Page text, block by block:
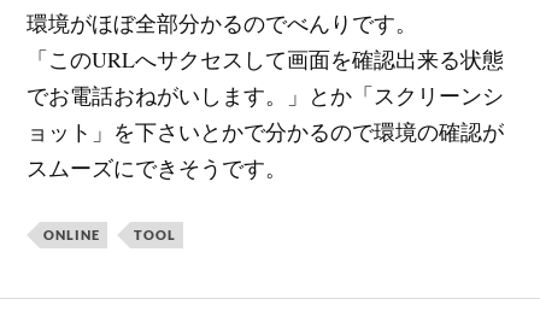
環境がほぼ全部分かるのでべんりです。
「このURLへサクセスして画面を確認出来る状態
でお電話おねがいします。」とか「スクリーンシ
ョット」を下さいとかで分かるので環境の確認が
スムーズにできそうです。
ONLINE TOOL